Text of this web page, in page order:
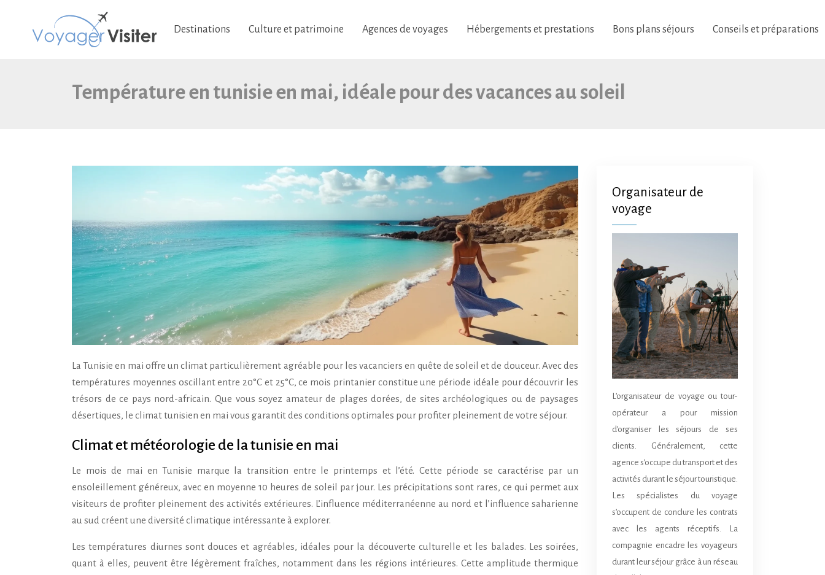
Destinations Culture et patrimoine Agences de voyages Hébergements et prestations Bons plans séjours Conseils et préparations
Température en tunisie en mai, idéale pour des vacances au soleil
La Tunisie en mai offre un climat particulièrement agréable pour les vacanciers en quête de soleil et de douceur. Avec des
températures moyennes oscillant entre 20°C et 25°C, ce mois printanier constitue une période idéale pour découvrir les
trésors de ce pays nord-africain. Que vous soyez amateur de plages dorées, de sites archéologiques ou de paysages
désertiques, le climat tunisien en mai vous garantit des conditions optimales pour profiter pleinement de votre séjour.
Climat et météorologie de la tunisie en mai
Le mois de mai en Tunisie marque la transition entre le printemps et l’été. Cette période se caractérise par un
ensoleillement généreux, avec en moyenne 10 heures de soleil par jour. Les précipitations sont rares, ce qui permet aux
visiteurs de profiter pleinement des activités extérieures. L’influence méditerranéenne au nord et l’influence saharienne
au sud créent une diversité climatique intéressante à explorer.
Les températures diurnes sont douces et agréables, idéales pour la découverte culturelle et les balades. Les soirées,
quant à elles, peuvent être légèrement fraîches, notamment dans les régions intérieures. Cette amplitude thermique
Organisateur de
voyage
L’organisateur de voyage ou tour-
opérateur a pour mission
d’organiser les séjours de ses
clients. Généralement, cette
agence s’occupe du transport et des
activités durant le séjour touristique.
Les spécialistes du voyage
s’occupent de conclure les contrats
avec les agents réceptifs. La
compagnie encadre les voyageurs
durant leur séjour grâce à un réseau